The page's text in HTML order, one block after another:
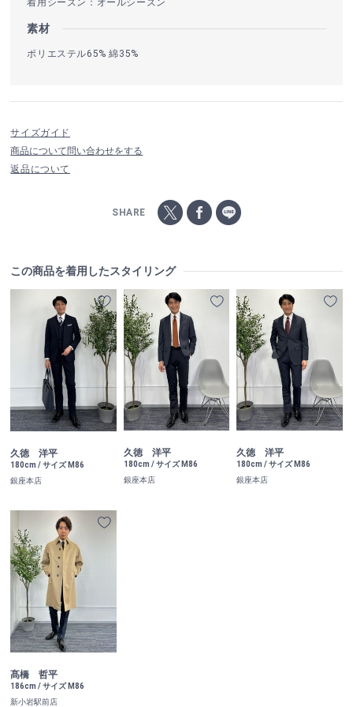
着用シーズン：オールシーズン
素材
ポリエステル65% 綿35%
サイズガイド
商品について問い合わせをする
返品について
SHARE
この商品を着用したスタイリング
久徳 洋平
180cm / サイズ M86
銀座本店
久徳 洋平
180cm / サイズ M86
銀座本店
久徳 洋平
180cm / サイズ M86
銀座本店
髙橋 哲平
186cm / サイズ M86
新小岩駅前店